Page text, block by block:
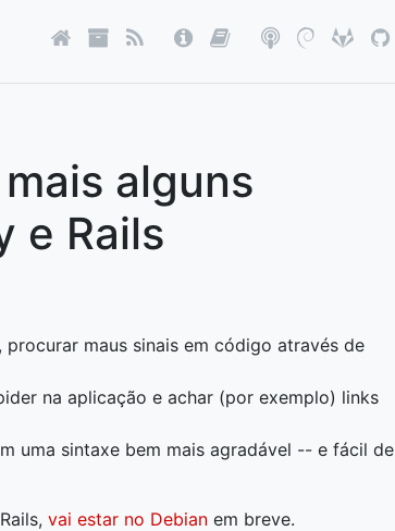
alguns
e Rails
maus sinais em código através de
na aplicação e achar (por exemplo) links
uma sintaxe bem mais agradável -- e fácil de
vai estar no Debian em breve.